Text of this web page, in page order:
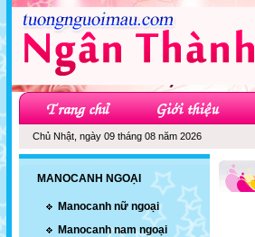
Chủ Nhật, ngày 09 tháng 08 năm 2026
MANOCANH NGOẠI
Manocanh nữ ngoại
Manocanh nam ngoại